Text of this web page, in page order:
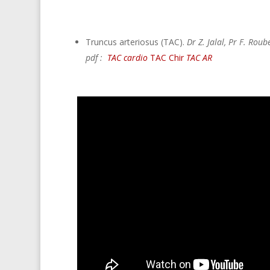
Truncus arteriosus (TAC). Dr Z. Jalal, Pr F.
pdf : TAC cardio TAC Chir TAC AR